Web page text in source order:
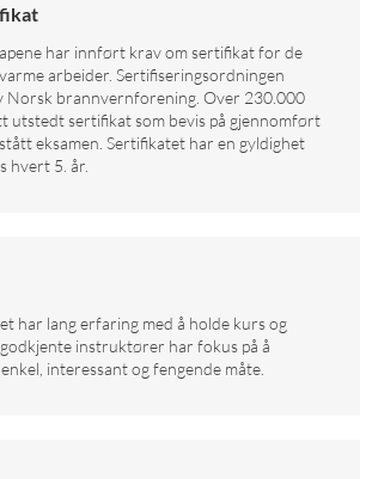
har innført krav om sertifikat for de
arbeider. Sertifiseringsordningen
Norsk brannvernforening. Over 230.000
utstedt sertifikat som bevis på gjennomført
eksamen. Sertifikatet har en gyldighet
hvert 5. år.
har lang erfaring med å holde kurs og
instruktører har fokus på å
interessant og fengende måte.